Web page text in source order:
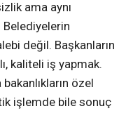
ama aynı
değil. Başkanların
kaliteli iş yapmak.
özel
işlemde bile sonuç